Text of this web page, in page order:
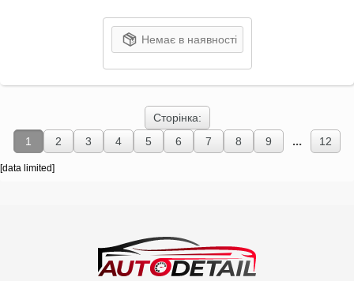
Немає в наявності
Сторінка:
1
2 3 4 5 6 7 8 9 ... 12
[data limited]